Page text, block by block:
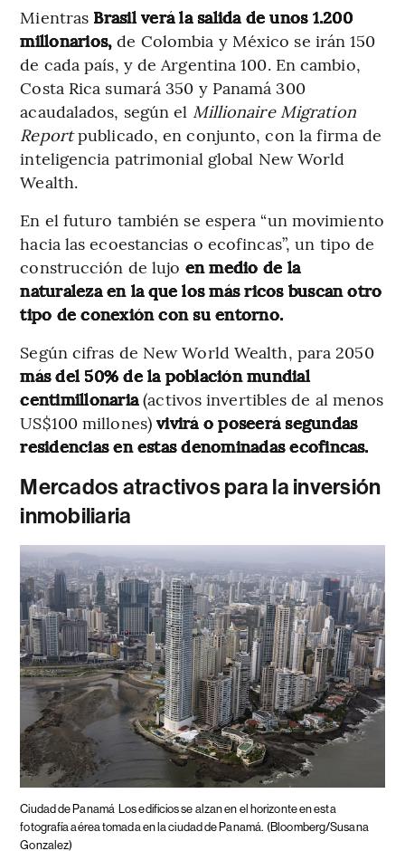
Mientras Brasil verá la salida de unos 1.200
millonarios, de Colombia y México se irán 150
de cada país, y de Argentina 100. En cambio,
Costa Rica sumará 350 y Panamá 300
acaudalados, según el Millionaire Migration
Reportpublicado, en conjunto, con la firma de
inteligencia patrimonial global New World
Wealth.
En el futuro también se espera “un movimiento
hacia las ecoestancias o ecofincas”, un tipo de
construcción de lujo en medio de la
naturaleza en la que los más ricos buscan otro
tipo de conexión con su entorno.
Según cifras de New World Wealth, para 2050
más del 50% de la población mundial
centimillonaria(activos invertibles de al menos
US$100 millones) vivirá o poseerá segundas
residencias en estas denominadas ecofincas.
Mercados atractivos para la inversión
inmobiliaria
Ciudad de Panamá Los edificios se alzan en el horizonte en esta
fotografía aérea tomada en la ciudad de Panamá. (Bloomberg/Susana
Gonzalez)